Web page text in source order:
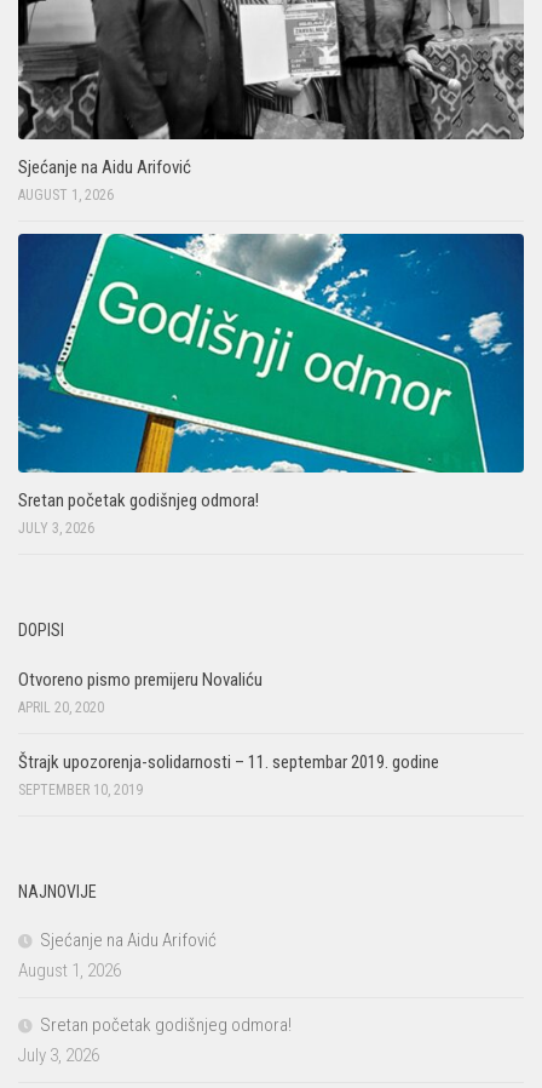
Sjećanje na Aidu Arifović
AUGUST 1, 2026
Sretan početak godišnjeg odmora!
JULY 3, 2026
DOPISI
Otvoreno pismo premijeru Novaliću
APRIL 20, 2020
Štrajk upozorenja-solidarnosti – 11. septembar 2019. godine
SEPTEMBER 10, 2019
NAJNOVIJE
Sjećanje na Aidu Arifović
August 1, 2026
Sretan početak godišnjeg odmora!
July 3, 2026